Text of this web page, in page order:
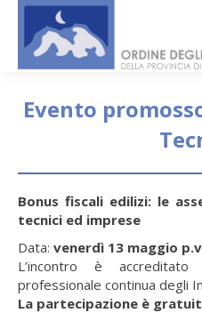
Evento
Bonus fiscali edilizi: le
tecnici ed imprese
Data: venerdì 13 maggio
L’incontro è
professionale continua degli
La partecipazione è